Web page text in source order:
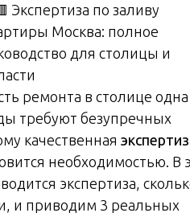
ремонта в столице одна
требуют безупречных
качественная
необходимостью. В
экспертиза,
и приводим 3 реальных